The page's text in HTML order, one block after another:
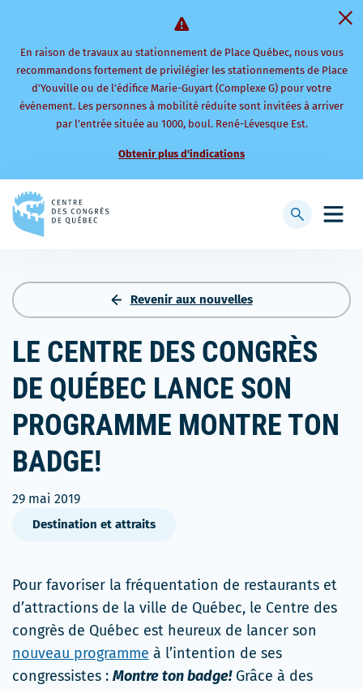
En raison de travaux au stationnement de Place Québec, nous vous
recommandons fortement de privilégier les stationnements de Place
d’Youville ou de l’édifice Marie-Guyart (Complexe G) pour votre
événement. Les personnes à mobilité réduite sont invitées à arriver
par l’entrée située au 1000, boul. René-Lévesque Est.
Obtenir plus d'indications
à
Afficher
recherche
Revenir aux nouvelles
LE CENTRE DES CONGRÈS
DE QUÉBEC LANCE SON
PROGRAMME MONTRE TON
BADGE!
29 mai 2019
Destination et attraits
Pour favoriser la fréquentation de restaurants et
d’attractions de la ville de Québec, le Centre des
congrès de Québec est heureux de lancer son
nouveau programme à l’intention de ses
congressistes : Montre ton badge!Grâce à des